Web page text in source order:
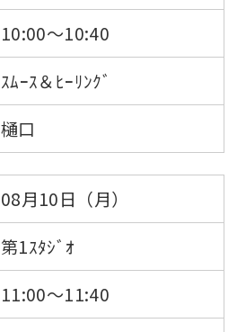
10:00～10:40
ｽﾑｰｽ＆ﾋｰﾘﾝｸﾞ
樋口
08月10日（月）
第1ｽﾀｼﾞｵ
11:00～11:40